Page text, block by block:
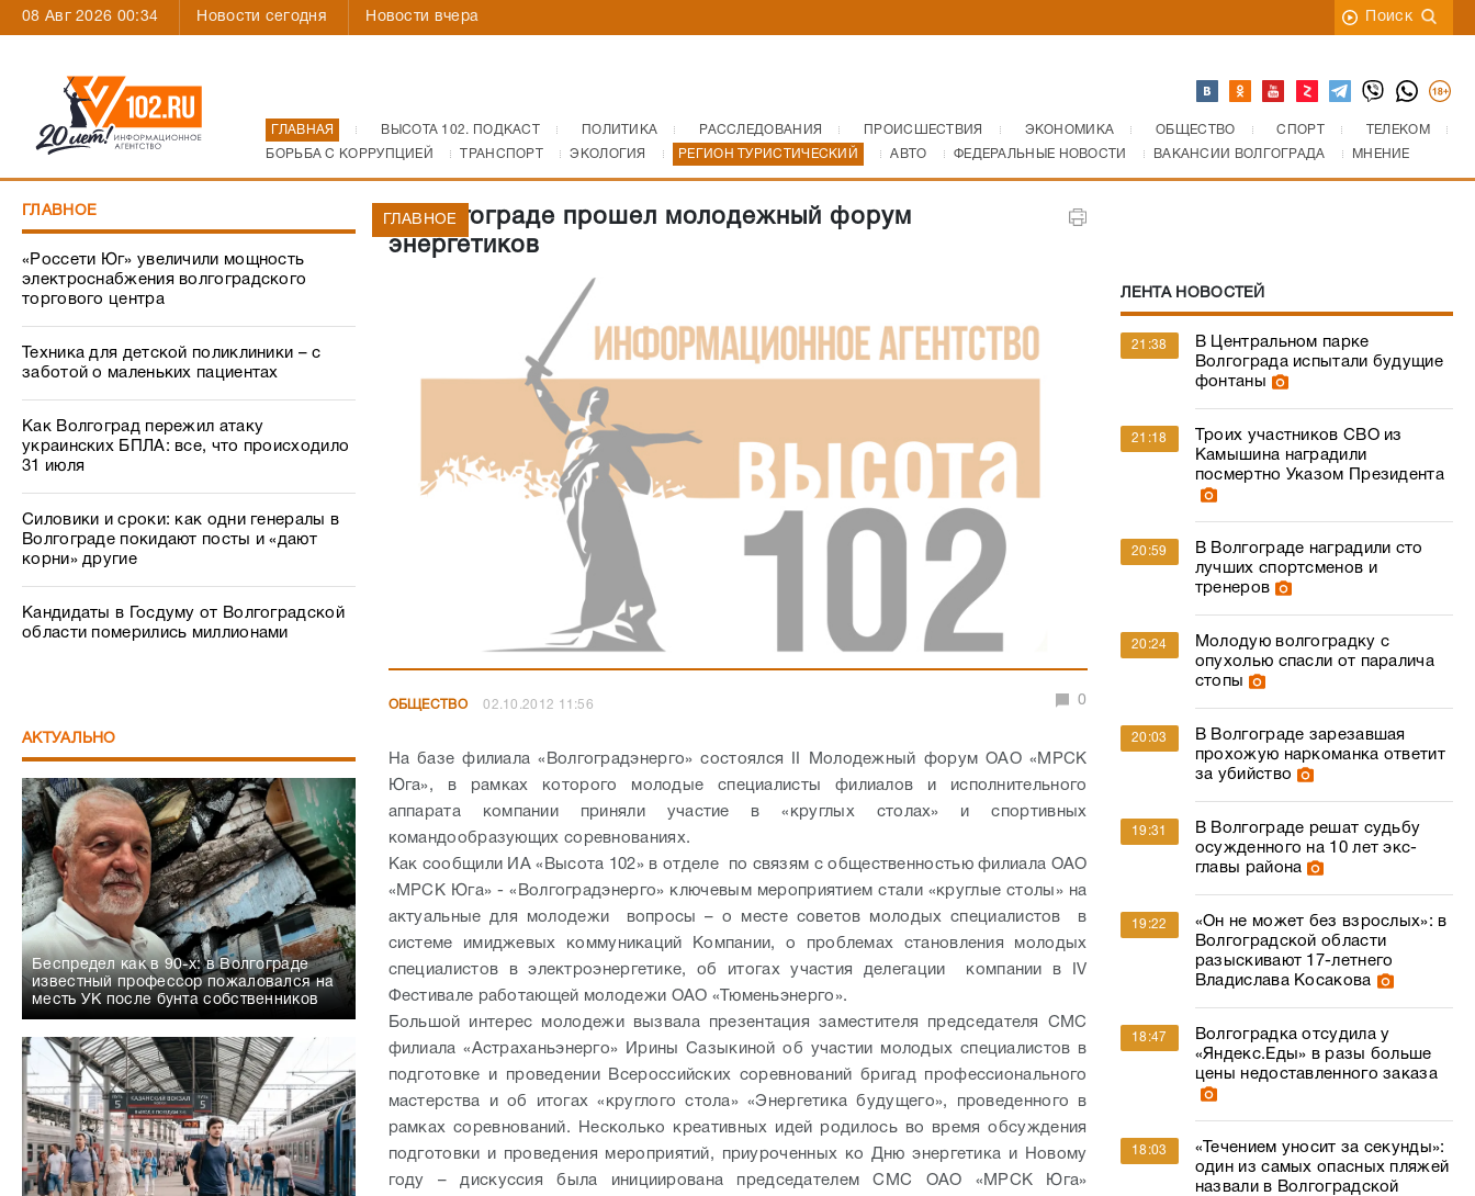
08 Авг 2026 00:34 Новости сегодня Новости вчера Поиск
ГЛАВНАЯ ВЫСОТА 102. ПОДКАСТ ПОЛИТИКА РАССЛЕДОВАНИЯ ПРОИСШЕСТВИЯ ЭКОНОМИКА ОБЩЕСТВО СПОРТ
ТЕЛЕКОМ
БОРЬБА С КОРРУПЦИЕЙ
ТРАНСПОРТ ЭКОЛОГИЯ РЕГИОН ТУРИСТИЧЕСКИЙ АВТО ФЕДЕРАЛЬНЫЕ НОВОСТИ ВАКАНСИИ ВОЛГОГРАДА МНЕНИЕ
ГЛАВНОЕ
«Россети Юг» увеличили мощность
электроснабжения волгоградского
торгового центра
Техника для детской поликлиники – с
заботой о маленьких пациентах
Как Волгоград пережил атаку
украинских БПЛА: все, что происходило
31 июля
Силовики и сроки: как одни генералы в
Волгограде покидают посты и «дают
корни» другие
Кандидаты в Госдуму от Волгоградской
области померились миллионами
АКТУАЛЬНО
Беспредел как в 90-х: в Волгограде
известный профессор пожаловался на
месть УК после бунта собственников
В Волгограде прошел молодежный форум
энергетиков
ГЛАВНОЕ
ОБЩЕСТВО 02.10.2012 11:56 0
На базе филиала «Волгоградэнерго» состоялся II Молодежный форум ОАО «МРСК
Юга», в рамках которого молодые специалисты филиалов и исполнительного
аппарата компании приняли участие в «круглых столах» и спортивных
командообразующих соревнованиях.
Как сообщили ИА «Высота 102» в отделе по связям с общественностью филиала ОАО
«МРСК Юга» - «Волгоградэнерго» ключевым мероприятием стали «круглые столы» на
актуальные для молодежи вопросы – о месте советов молодых специалистов в
системе имиджевых коммуникаций Компании, о проблемах становления молодых
специалистов в электроэнергетике, об итогах участия делегации компании в IV
Фестивале работающей молодежи ОАО «Тюменьэнерго».
Большой интерес молодежи вызвала презентация заместителя председателя СМС
филиала «Астраханьэнерго» Ирины Сазыкиной об участии молодых специалистов в
подготовке и проведении Всероссийских соревнований бригад профессионального
мастерства и об итогах «круглого стола» «Энергетика будущего», проведенного в
рамках соревнований. Несколько креативных идей родилось во время обсуждения
подготовки и проведения мероприятий, приуроченных ко Дню энергетика и Новому
году – дискуссия была инициирована председателем СМС ОАО «МРСК Юга»
ЛЕНТА НОВОСТЕЙ
21:38
В Центральном парке
Волгограда испытали будущие
фонтаны
21:18
Троих участников СВО из
Камышина наградили
посмертно Указом Президента
20:59
В Волгограде наградили сто
лучших спортсменов и
тренеров
20:24
Молодую волгоградку с
опухолью спасли от паралича
стопы
20:03
В Волгограде зарезавшая
прохожую наркоманка ответит
за убийство
19:31
В Волгограде решат судьбу
осужденного на 10 лет экс-
главы района
19:22
«Он не может без взрослых»: в
Волгоградской области
разыскивают 17-летнего
Владислава Косакова
18:47
Волгоградка отсудила у
«Яндекс.Еды» в разы больше
цены недоставленного заказа
18:03
«Течением уносит за секунды»:
один из самых опасных пляжей
назвали в Волгоградской